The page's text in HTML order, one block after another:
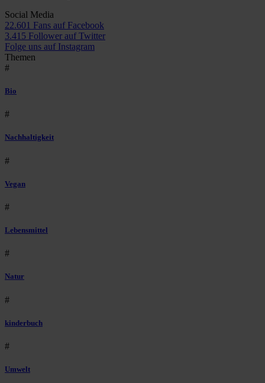
Social Media
22.601 Fans auf Facebook
3.415 Follower auf Twitter
Folge uns auf Instagram
Themen
#
Bio
#
Nachhaltigkeit
#
Vegan
#
Lebensmittel
#
Natur
#
kinderbuch
#
Umwelt